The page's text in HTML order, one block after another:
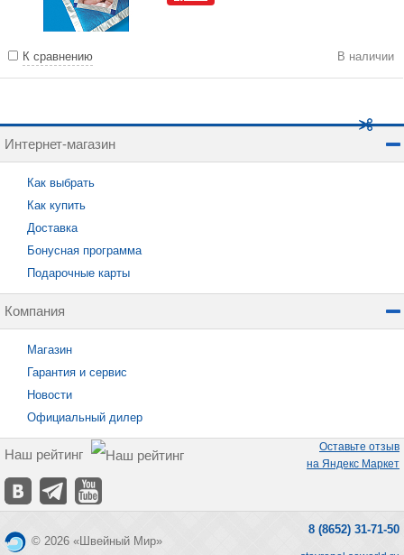
К сравнению В наличии
Интернет-магазин
Как выбрать
Как купить
Доставка
Бонусная программа
Подарочные карты
Компания
Магазин
Гарантия и сервис
Новости
Официальный дилер
Наш рейтинг
Оставьте отзыв
на Яндекс Маркет
© 2026 «Швейный Мир»
8 (8652) 31-71-50